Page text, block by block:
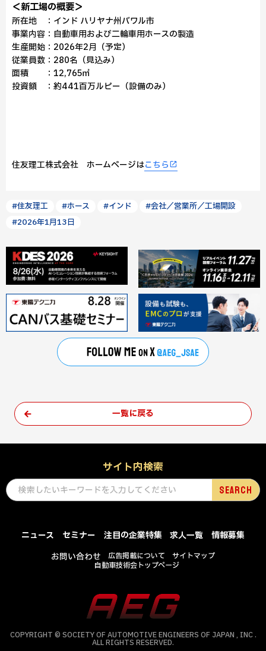
＜新工場の概要＞
所在地 ：インド ハリヤナ州バワル市
事業内容：自動車用および二輪車用ホースの製造
生産開始：2026年2月（予定）
従業員数：280名（見込み）
面積 ：12,765㎡
投資額 ：約441百万ルピー（設備のみ）
住友理工株式会社 ホームページはこちら
#住友理工 #ホース #インド
#会社／営業所／工場開設
#2026年1月13日
一覧に戻る
サイト内検索
ニュース セミナー 注目の企業特集 求人一覧
情報募集
お問い合わせ
広告掲載について
サイトマップ
自動車技術会トップページ
COPYRIGHT © SOCIETY OF AUTOMOTIVE ENGINEERS OF JAPAN , INC .
ALL RIGHTS RESERVED.